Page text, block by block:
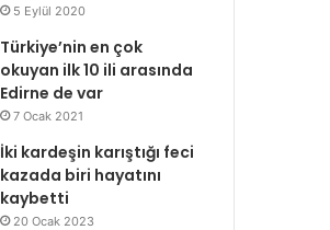
5 Eylül 2020
Türkiye’nin en çok
okuyan ilk 10 ili arasında
Edirne de var
7 Ocak 2021
İki kardeşin karıştığı feci
kazada biri hayatını
kaybetti
20 Ocak 2023